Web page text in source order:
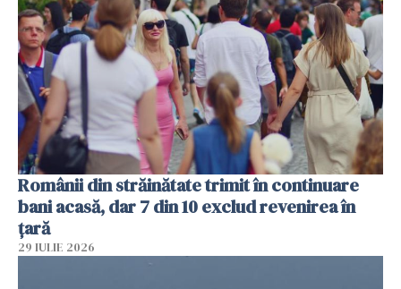
Românii din străinătate trimit în continuare
bani acasă, dar 7 din 10 exclud revenirea în
țară
29 IULIE 2026